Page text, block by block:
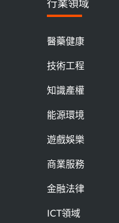
行業領域
醫藥健康
技術工程
知識產權
能源環境
遊戲娛樂
商業服務
金融法律
ICT領域